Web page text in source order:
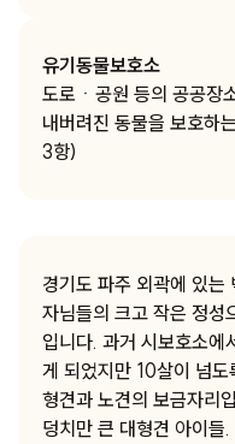
유기동물보호소
도로ㆍ공원 등의 공공장
내버려진 동물을 보호하
3항)
경기도 파주 외곽에 있는
자님들의 크고 작은 정성
입니다. 과거 시보호소에
게 되었지만 10살이 넘
형견과 노견의 보금자리
덩치만 큰 대형견 아이들